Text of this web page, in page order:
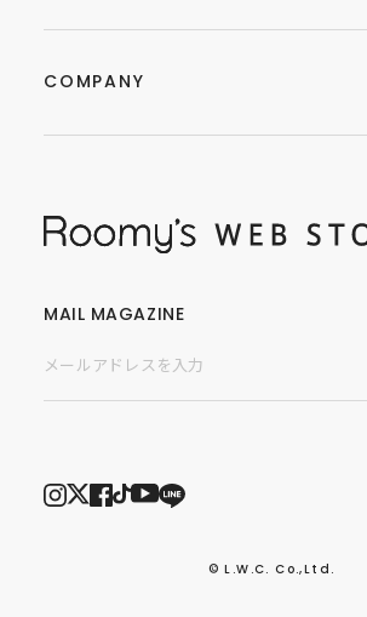
COMPANY
MAIL MAGAZINE
© L.W.C. Co.,Ltd.